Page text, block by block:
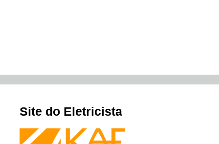
Site do Eletricista